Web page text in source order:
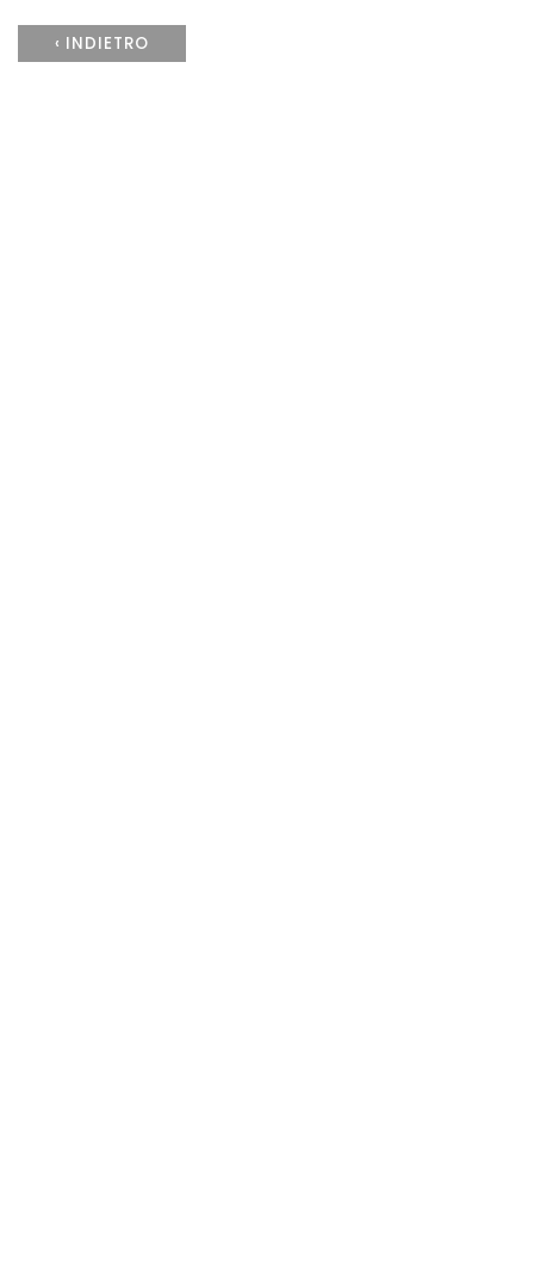
‹ INDIETRO